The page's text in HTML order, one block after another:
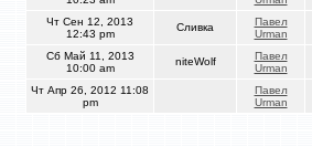
Чт Сен 12, 2013
12:43 pm
Сливка
Павел
Urman
Сб Май 11, 2013
10:00 am
niteWolf
Павел
Urman
Чт Апр 26, 2012 11:08
pm
Павел
Urman